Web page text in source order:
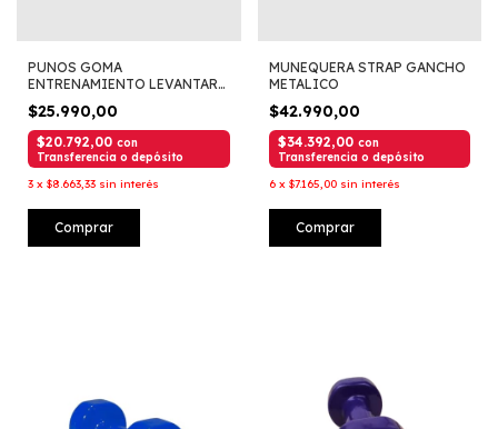
PUNOS GOMA
ENTRENAMIENTO LEVANTAR
$25.990,00
$20.792,00 con
Transferencia o depósito
3 x $8.663,33 sin interés
Comprar
MUNEQUERA STRAP GANCHO
METALICO
$42.990,00
$34.392,00 con
Transferencia o depósito
6 x $7.165,00 sin interés
Comprar